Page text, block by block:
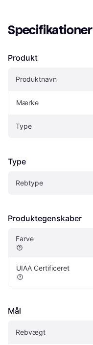
Specifikationer
Produkt
Produktnavn
Mærke
Type
Type
Rebtype
Produktegenskaber
Farve
UIAA Certificeret
Mål
Rebvægt